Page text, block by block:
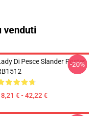
venduti
Di Pesce Slander Poster
€ - 42,22 €
-20%